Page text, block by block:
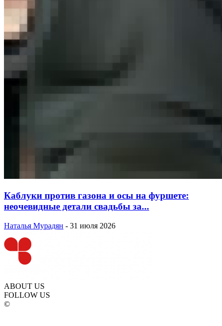
Каблуки против газона и осы на фуршете:
неочевидные детали свадьбы за...
Наталья Мурадян - 31 июля 2026
ABOUT US
FOLLOW US
©